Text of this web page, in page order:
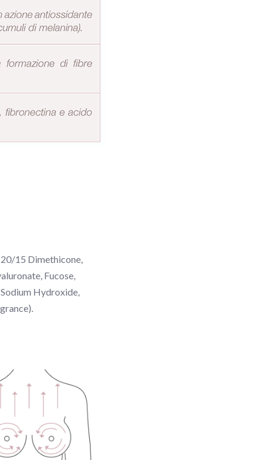
15 Dimethicone,
Fucose,
Hydroxide,